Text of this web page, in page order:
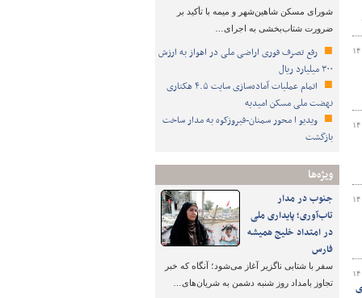
شورای مسکن شاهین‌شهر و میمه با تأکید بر
ضرورت شتاب‌بخشی به اجرای…
رفع تصرف فوری اراضی ملی در اهواز به ارزش
۳۰۰ میلیارد ریال
اتمام عملیات آماده‌سازی سایت ۴.۵ هکتاری
نهضت ملی مسکن امیدیه
ویدیو ا محور سمنان-فیروزکوه به مدار ساخت
بازگشت
ویژه‌ها
جنوب در مدار
تاب‌آوری؛ پایداری ملی
در امتداد خلیج همیشه
فارس
سفر با شتابی ناگزیر آغاز می‌شود؛ آنگاه که خبر
تجاوز بامداد روز شنبه دشمن به شریان‌های…